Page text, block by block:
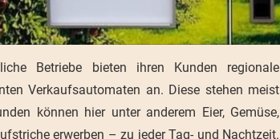
Betriebe bieten ihren Kunden regionale
Verkaufsautomaten an. Diese stehen meist
können hier unter anderem Eier, Gemüse,
erwerben – zu jeder Tag- und Nachtzeit.